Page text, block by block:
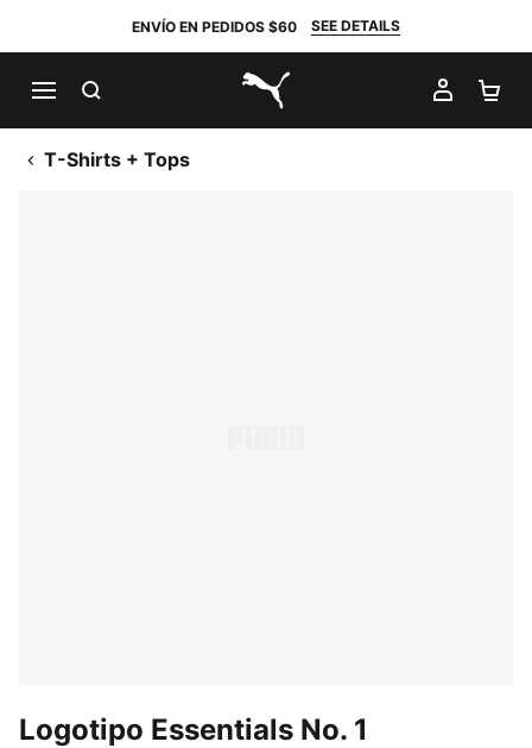
ENVÍO EN PEDIDOS $60 SEE DETAILS
PUMA.com
MI
T-Shirts + Tops
Logotipo Essentials No. 1